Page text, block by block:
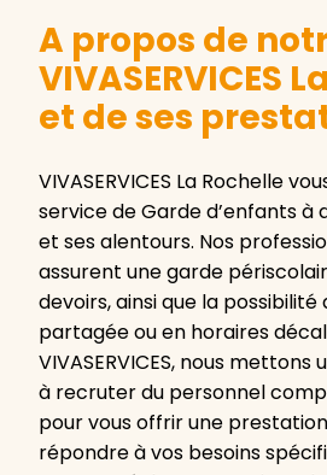
A propos de
VIVASERVICES
et de ses
VIVASERVICES La Rochelle
service de Garde d’enfants à
et ses alentours. Nos
assurent une garde
devoirs, ainsi que la possibilité
partagée ou en horaires
VIVASERVICES, nous mettons
à recruter du personnel
pour vous offrir une
répondre à vos besoins